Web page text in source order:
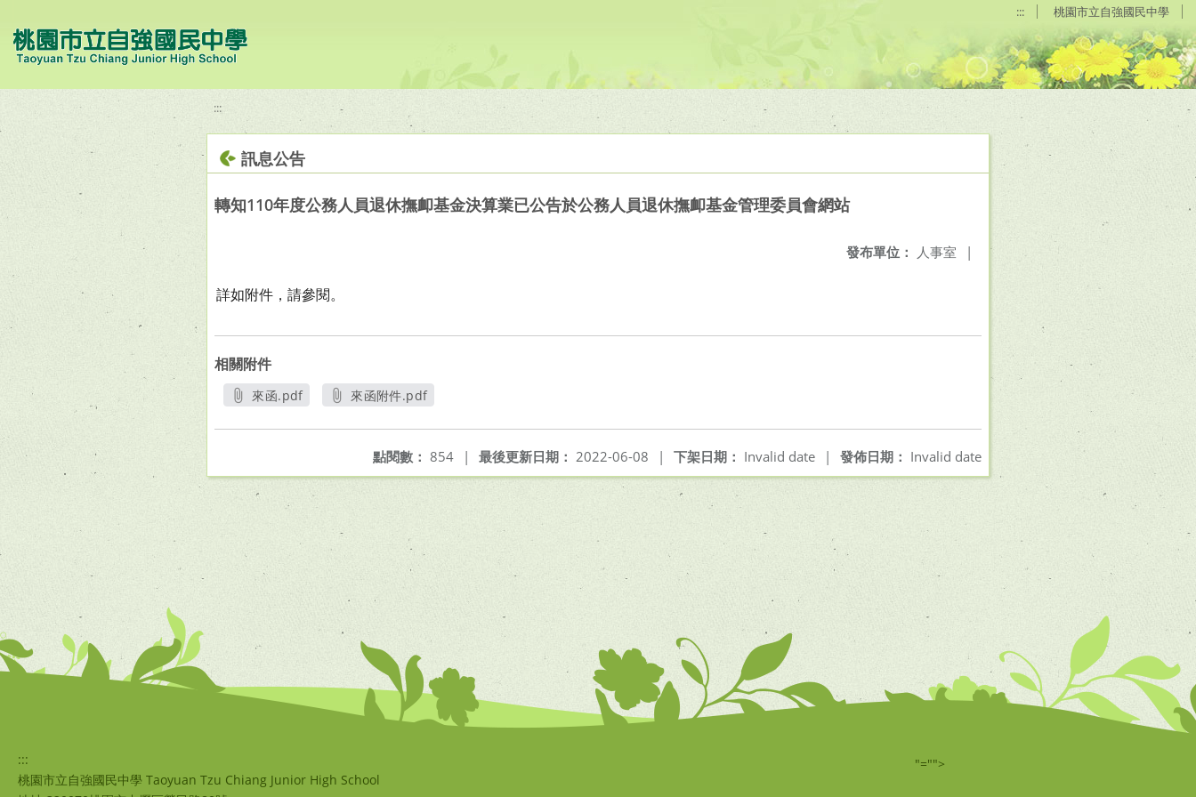
::: 桃園市立自強國民中學
:::
訊息公告
轉知110年度公務人員退休撫卹基金決算業已公告於公務人員退休撫卹基金管理委員會網站
發布單位： 人事室 |
詳如附件，請參閱。
相關附件
來函.pdf
來函附件.pdf
發佈日期： Invalid date
下架日期： Invalid date |
最後更新日期： 2022-06-08 |
點閱數： 854 |
:::
桃園市立自強國民中學 Taoyuan Tzu Chiang Junior High School
"="">